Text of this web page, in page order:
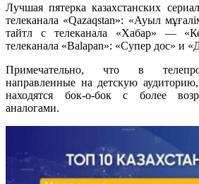
Лучшая пятерка казахстанских
телеканала «Qazaqstan»: «Ауыл
тайтл с телеканала «Хабар» —
телеканала «Balapan»: «Супер дос» и
Примечательно, что в
направленные на детскую
находятся бок-о-бок с более
аналогами.